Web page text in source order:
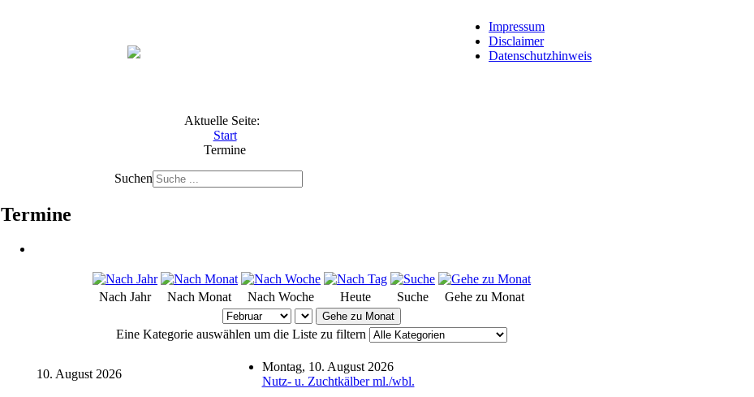
Impressum
Disclaimer
Datenschutzhinweis
Aktuelle Seite:
Start
Termine
Suchen
Termine
Nach Jahr Nach Monat Nach Woche Heute Suche Gehe zu Monat
Gehe zu Monat
Eine Kategorie auswählen um die Liste zu filtern
10. August 2026
Montag, 10. August 2026
Nutz- u. Zuchtkälber ml./wbl.